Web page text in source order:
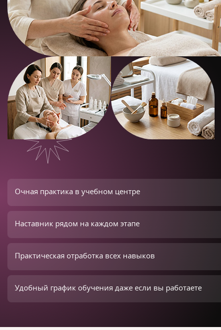
Очная практика в учебном центре
Наставник рядом на каждом этапе
Практическая отработка всех навыков
Удобный график обучения даже если вы работаете